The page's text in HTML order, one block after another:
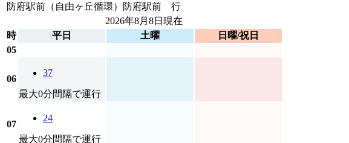
防府駅前（自由ヶ丘循環）防府駅前 行
2026年8月8日 現在
時
平日 土曜
日曜/祝日
05
06
37
最大0分間隔で運行
07
24
最大0分間隔で運行